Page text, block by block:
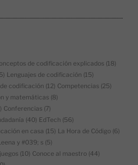
de codificación explicados (18)
Lenguajes de codificación (15)
codificación (12) Competencias (25)
y matemáticas (8)
Conferencias (7)
(40) EdTech (56)
en casa (15) La Hora de Código (6)
y #039; s (5)
(10) Conoce al maestro (44)